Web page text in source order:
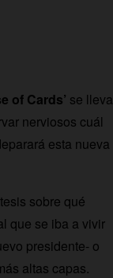
of Cards’ se lleva
nerviosos cuál
esta nueva
sobre qué
que se iba a vivir
presidente- o
altas capas.